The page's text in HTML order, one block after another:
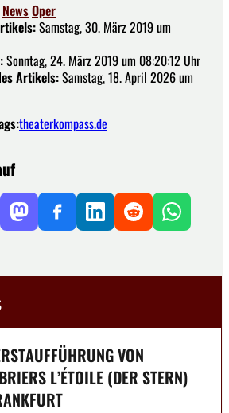
NewsOper
Samstag, 30. März 2019 um
Sonntag, 24. März 2019 um 08:20:12 Uhr
Artikels:Samstag, 18. April 2026 um
theaterkompass.de
VON
L’ÉTOILE (DER STERN)